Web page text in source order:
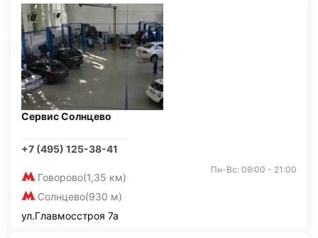
Сервис Солнцево
+7 (495) 125-38-41
Говорово(1,35 км)
Солнцево(930 м)
Пн-Вс: 09:00 - 21:00
ул.Главмосстроя 7а